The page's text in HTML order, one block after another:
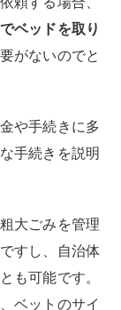
ベッドを取り
がないのでと
や手続きに多
手続きを説明
大ごみを管理
すし、自治体
も可能です。
ベットのサイ